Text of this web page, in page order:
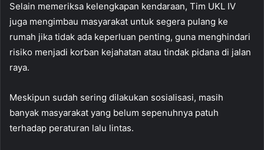
Selain memeriksa kelengkapan kendaraan, Tim UKL IV
juga mengimbau masyarakat untuk segera pulang ke
rumah jika tidak ada keperluan penting, guna menghindari
risiko menjadi korban kejahatan atau tindak pidana di jalan
raya.
Meskipun sudah sering dilakukan sosialisasi, masih
banyak masyarakat yang belum sepenuhnya patuh
terhadap peraturan lalu lintas.